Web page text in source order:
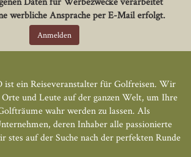
werbliche Ansprache per E-Mail erfolgt.
ist ein Reiseveranstalter für Golfreisen. Wir
und Leute auf der ganzen Welt, um Ihre
wahr werden zu lassen. Als
deren Inhaber alle passionierte
stes auf der Suche nach der perfekten Runde